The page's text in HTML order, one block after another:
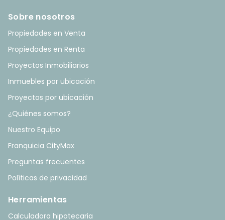
Sobre nosotros
Propiedades en Venta
Propiedades en Renta
Proyectos Inmobiliarios
Inmuebles por ubicación
Proyectos por ubicación
¿Quiénes somos?
Nuestro Equipo
Franquicia CityMax
Preguntas frecuentes
Políticas de privacidad
Herramientas
Calculadora hipotecaria